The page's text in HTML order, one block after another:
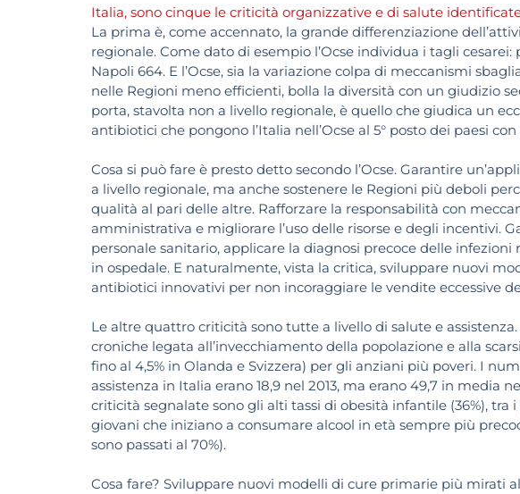
Italia, sono cinque le criticità organizzative e di salute
La prima è, come accennato, la grande differenziazione
regionale. Come dato di esempio l’Ocse individua i tagli cesarei:
Napoli 664. E l’Ocse, sia la variazione colpa di meccanismi
nelle Regioni meno efficienti, bolla la diversità con un giudizio
porta, stavolta non a livello regionale, è quello che giudica un
antibiotici che pongono l’Italia nell’Ocse al 5° posto dei paesi
Cosa si può fare è presto detto secondo l’Ocse. Garantire
a livello regionale, ma anche sostenere le Regioni più deboli
qualità al pari delle altre. Rafforzare la responsabilità con
amministrativa e migliorare l’uso delle risorse e degli incentivi.
personale sanitario, applicare la diagnosi precoce delle
in ospedale. E naturalmente, vista la critica, sviluppare nuovi
antibiotici innovativi per non incoraggiare le vendite eccessive
Le altre quattro criticità sono tutte a livello di salute e
croniche legata all’invecchiamento della popolazione e alla
fino al 4,5% in Olanda e Svizzera) per gli anziani più poveri. I
assistenza in Italia erano 18,9 nel 2013, ma erano 49,7 in media
criticità segnalate sono gli alti tassi di obesità infantile (36%), tra
giovani che iniziano a consumare alcool in età sempre più
sono passati al 70%).
Cosa fare? Sviluppare nuovi modelli di cure primarie più mirati